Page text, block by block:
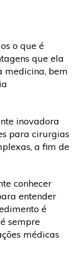
o que é
que ela
medicina, bem
inovadora
para cirurgias
a fim de
conhecer
entender
é
sempre
médicas